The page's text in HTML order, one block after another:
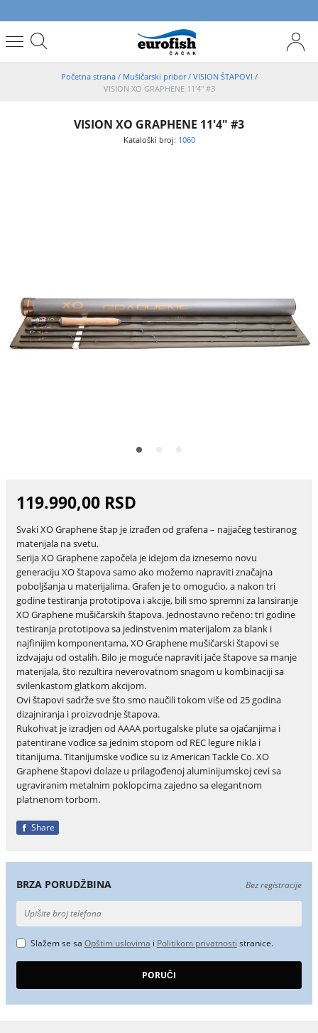
Početna strana / Mušičarski pribor/ VISION ŠTAPOVI /
VISION XO GRAPHENE 11'4" #3
VISION XO GRAPHENE 11'4" #3
Kataloški broj: 1060
119.990,00 RSD
Svaki XO Graphene štap je izrađen od grafena – najjačeg testiranog
materijala na svetu.
Serija XO Graphene započela je idejom da iznesemo novu
generaciju XO štapova samo ako možemo napraviti značajna
poboljšanja u materijalima. Grafen je to omogućio, a nakon tri
godine testiranja prototipova i akcije, bili smo spremni za lansiranje
XO Graphene mušičarskih štapova. Jednostavno rečeno: tri godine
testiranja prototipova sa jedinstvenim materijalom za blank i
najfinijim komponentama, XO Graphene mušičarski štapovi se
izdvajaju od ostalih. Bilo je moguće napraviti jače štapove sa manje
materijala, što rezultira neverovatnom snagom u kombinaciji sa
svilenkastom glatkom akcijom.
Ovi štapovi sadrže sve što smo naučili tokom više od 25 godina
dizajniranja i proizvodnje štapova.
Rukohvat je izradjen od AAAA portugalske plute sa ojačanjima i
patentirane vođice sa jednim stopom od REC legure nikla i
titanijuma. Titanijumske vođice su iz American Tackle Co. XO
Graphene štapovi dolaze u prilagođenoj aluminijumskoj cevi sa
ugraviranim metalnim poklopcima zajedno sa elegantnom
platnenom torbom.
Share
BRZA PORUDŽBINA Bez registracije
Slažem se sa Opštim uslovima i Politikom privatnosti stranice.